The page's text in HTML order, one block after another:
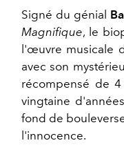
Signé du génial
Magnifique, le
l'œuvre musicale
avec son
récompensé de
vingtaine
fond de
l'innocence.